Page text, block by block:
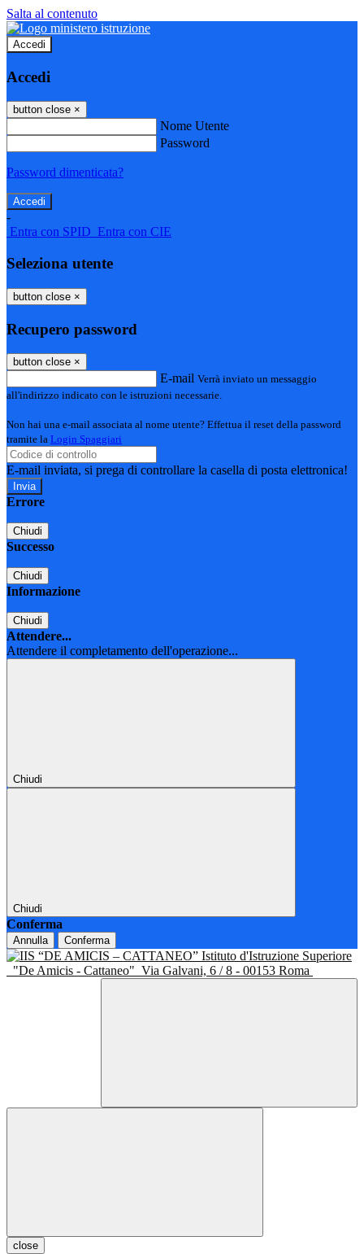
Salta al contenuto
Accedi
Accedi
button close ×
Nome Utente
Password
Password dimenticata?
-
Entra con SPID Entra con CIE
Seleziona utente
button close ×
Recupero password
button close ×
E-mail Verrà inviato un messaggio
all'indirizzo indicato con le istruzioni necessarie.
Non hai una e-mail associata al nome utente? Effettua il reset della password
tramite la Login Spaggiari
E-mail inviata, si prega di controllare la casella di posta elettronica!
Errore
Chiudi
Successo
Chiudi
Informazione
Chiudi
Attendere...
Attendere il completamento dell'operazione...
Chiudi
Chiudi
Conferma
Annulla Conferma
Istituto d'Istruzione Superiore
"De Amicis - Cattaneo" Via Galvani, 6 / 8 - 00153 Roma
close